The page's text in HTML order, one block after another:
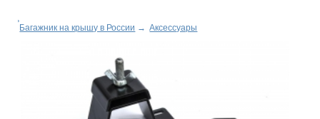
Багажник на крышу в России → Аксессуары